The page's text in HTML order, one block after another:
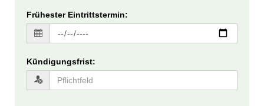
Frühester Eintrittstermin:
Kündigungsfrist: